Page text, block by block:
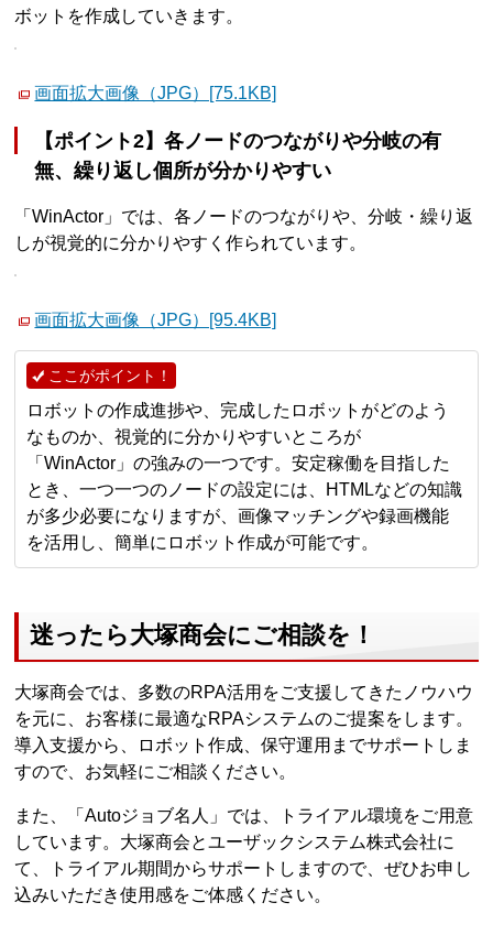
ボットを作成していきます。
画面拡大画像（JPG）[75.1KB]
【ポイント2】各ノードのつながりや分岐の有
無、繰り返し個所が分かりやすい
「WinActor」では、各ノードのつながりや、分岐・繰り返
しが視覚的に分かりやすく作られています。
画面拡大画像（JPG）[95.4KB]
ここがポイント！
ロボットの作成進捗や、完成したロボットがどのよう
なものか、視覚的に分かりやすいところが
「WinActor」の強みの一つです。安定稼働を目指した
とき、一つ一つのノードの設定には、HTMLなどの知識
が多少必要になりますが、画像マッチングや録画機能
を活用し、簡単にロボット作成が可能です。
迷ったら大塚商会にご相談を！
大塚商会では、多数のRPA活用をご支援してきたノウハウ
を元に、お客様に最適なRPAシステムのご提案をします。
導入支援から、ロボット作成、保守運用までサポートしま
すので、お気軽にご相談ください。
また、「Autoジョブ名人」では、トライアル環境をご用意
しています。大塚商会とユーザックシステム株式会社に
て、トライアル期間からサポートしますので、ぜひお申し
込みいただき使用感をご体感ください。